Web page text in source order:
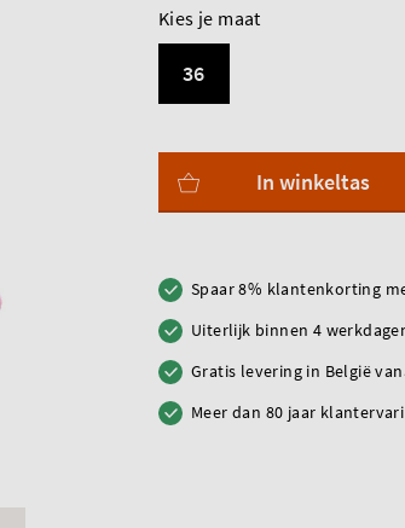
Kies je maat
36
In winkeltas
Spaar 8% klantenkorting
Uiterlijk binnen 4
Gratis levering in België
Meer dan 80 jaar